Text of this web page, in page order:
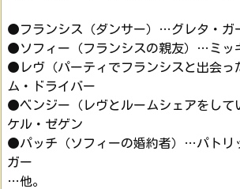
●フランシス（ダンサー）…グレタ・ガ
●ソフィー（フランシスの親友）…ミッ
●レヴ（パーティでフランシスと出会
ム・ドライバー
●ベンジー（レヴとルームシェアをして
ケル・ゼゲン
●パッチ（ソフィーの婚約者）…パトリ
ガー
…他。